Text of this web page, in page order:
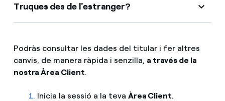
Truques des de l'estranger?
Podràs consultar les dades del titular i fer altres
canvis, de manera ràpida i senzilla, a través de la
nostra Àrea Client.
1. Inicia la sessió a la teva Àrea Client.